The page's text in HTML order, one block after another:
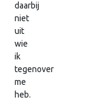
daarbij
niet
uit
wie
ik
tegenover
me
heb.